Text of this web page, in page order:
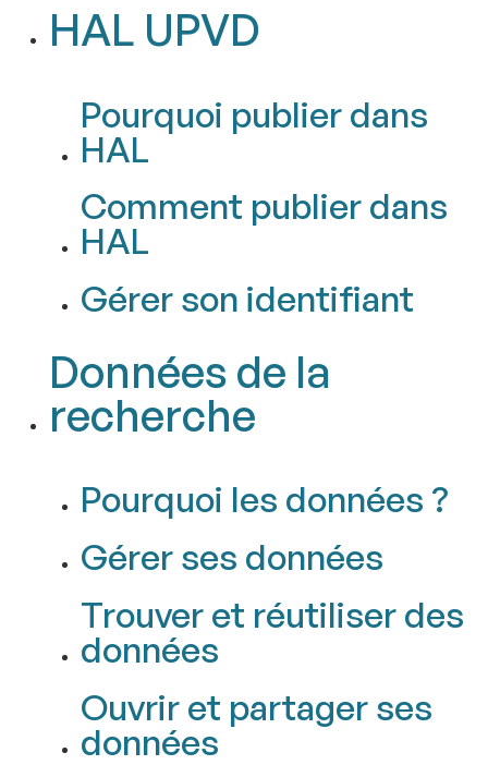
HAL UPVD
Pourquoi publier dans
HAL
Comment publier dans
HAL
Gérer son identifiant
Données de la
recherche
Pourquoi les données ?
Gérer ses données
Trouver et réutiliser des
données
Ouvrir et partager ses
données